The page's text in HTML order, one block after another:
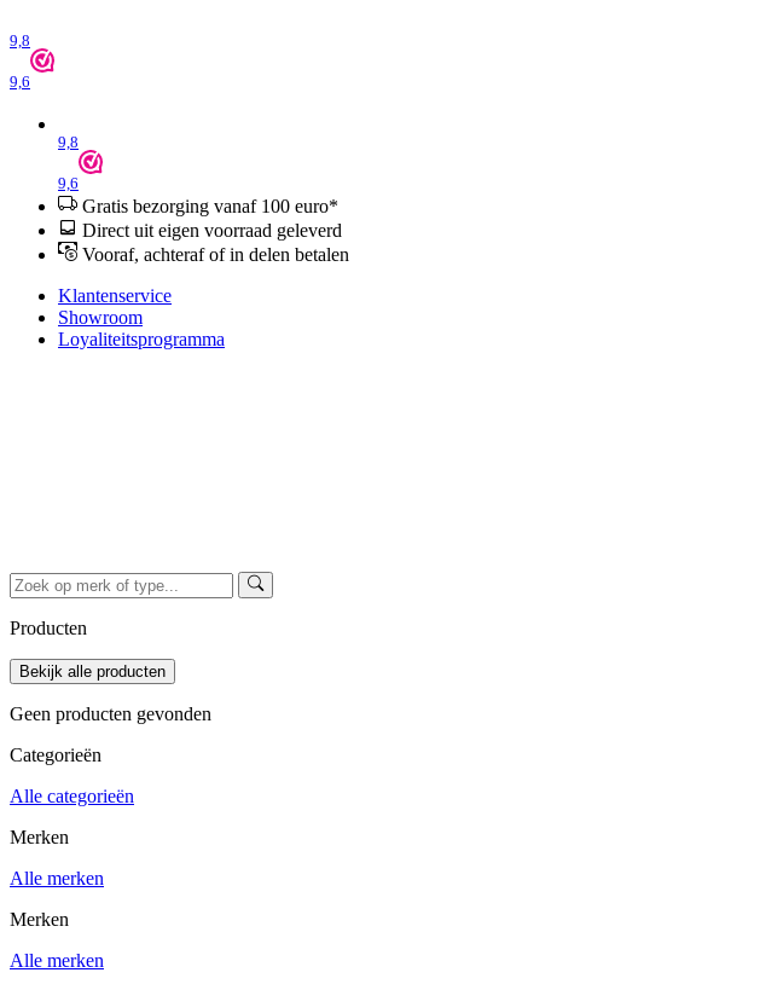
9,8
9,6
9,8
9,6
Gratis bezorging vanaf 100 euro*
Direct uit eigen voorraad geleverd
Vooraf, achteraf of in delen betalen
Klantenservice
Showroom
Loyaliteitsprogramma
Producten
Geen producten gevonden
Categorieën
Alle categorieën
Merken
Alle merken
Merken
Alle merken